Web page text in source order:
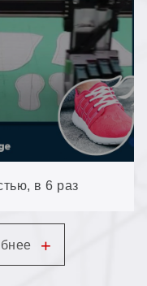
фабрик
в 6 раз
+